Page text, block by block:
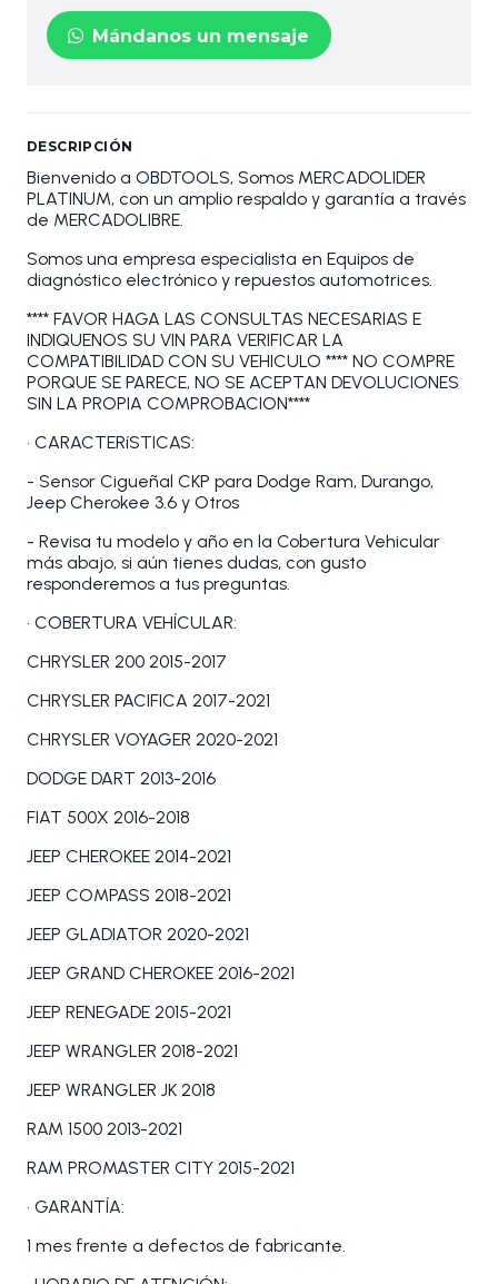
Mándanos un mensaje
DESCRIPCIÓN
Bienvenido a OBDTOOLS, Somos MERCADOLIDER
PLATINUM, con un amplio respaldo y garantía a través
de MERCADOLIBRE.
Somos una empresa especialista en Equipos de
diagnóstico electrónico y repuestos automotrices.
**** FAVOR HAGA LAS CONSULTAS NECESARIAS E
INDIQUENOS SU VIN PARA VERIFICAR LA
COMPATIBILIDAD CON SU VEHICULO **** NO COMPRE
PORQUE SE PARECE, NO SE ACEPTAN DEVOLUCIONES
SIN LA PROPIA COMPROBACION****
• CARACTERíSTICAS:
- Sensor Cigueñal CKP para Dodge Ram, Durango,
Jeep Cherokee 3.6 y Otros
- Revisa tu modelo y año en la Cobertura Vehicular
más abajo, si aún tienes dudas, con gusto
responderemos a tus preguntas.
• COBERTURA VEHÍCULAR:
CHRYSLER 200 2015-2017
CHRYSLER PACIFICA 2017-2021
CHRYSLER VOYAGER 2020-2021
DODGE DART 2013-2016
FIAT 500X 2016-2018
JEEP CHEROKEE 2014-2021
JEEP COMPASS 2018-2021
JEEP GLADIATOR 2020-2021
JEEP GRAND CHEROKEE 2016-2021
JEEP RENEGADE 2015-2021
JEEP WRANGLER 2018-2021
JEEP WRANGLER JK 2018
RAM 1500 2013-2021
RAM PROMASTER CITY 2015-2021
• GARANTÍA:
1 mes frente a defectos de fabricante.